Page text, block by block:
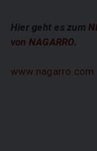
Hier geht es zum
von NAGARRO.
www.nagarro.com